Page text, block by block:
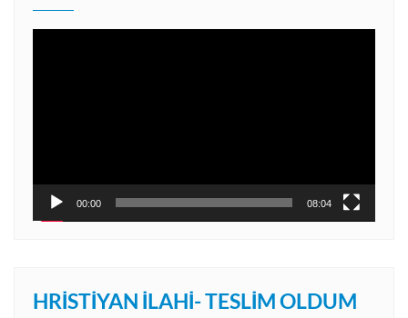
00:00 08:04
HRISTIYAN İLAHI- TESLIM OLDUM